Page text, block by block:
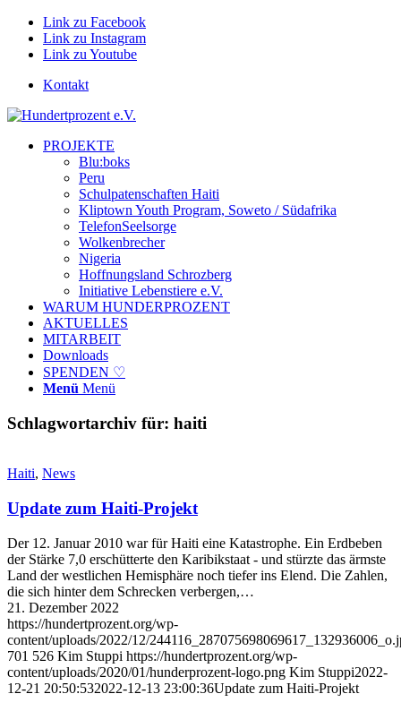
Link zu Facebook
Link zu Instagram
Link zu Youtube
Kontakt
PROJEKTE
Blu:boks
Peru
Schulpatenschaften Haiti
Kliptown Youth Program, Soweto / Südafrika
TelefonSeelsorge
Wolkenbrecher
Nigeria
Hoffnungsland Schrozberg
Initiative Lebenstiere e.V.
WARUM HUNDERPROZENT
AKTUELLES
MITARBEIT
Downloads
SPENDEN ♡
Menü Menü
Schlagwortarchiv für: haiti
Haiti, News
Update zum Haiti-Projekt
Der 12. Januar 2010 war für Haiti eine Katastrophe. Ein Erdbeben
der Stärke 7,0 erschütterte den Karibikstaat - und stürzte das ärmste
Land der westlichen Hemisphäre noch tiefer ins Elend. Die Zahlen,
die sich hinter dem Schrecken verbergen,…
21. Dezember 2022
https://hundertprozent.org/wp-
content/uploads/2022/12/
701 526 Kim Stuppi https://hundertprozent.org/wp-
content/uploads/2020/01/hunderprozent-logo.png Kim Stuppi2022-
12-21 20:50:532022-12-13 23:00:36Update zum Haiti-Projekt